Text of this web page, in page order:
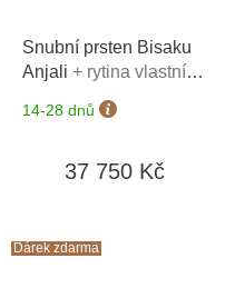
Snubní prsten Bisaku
Anjali + rytina vlastního
textu na oba prsteny*
14-28 dnů
37 750 Kč
Dárek zdarma